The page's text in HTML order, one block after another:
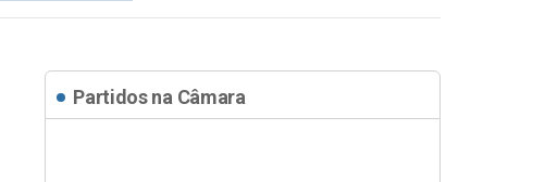
Partidos na Câmara